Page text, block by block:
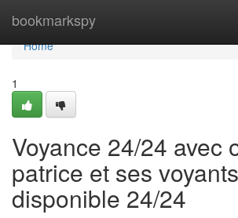
bookmarkspy
Home
Home
1
Voyance 24/24 avec
patrice et ses voyants
disponible 24/24